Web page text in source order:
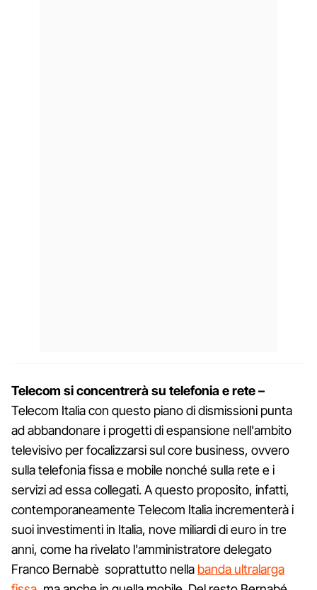
Telecom si concentrerà su telefonia e rete –
Telecom Italia con questo piano di dismissioni punta
ad abbandonare i progetti di espansione nell'ambito
televisivo per focalizzarsi sul core business, ovvero
sulla telefonia fissa e mobile nonché sulla rete e i
servizi ad essa collegati. A questo proposito, infatti,
contemporaneamente Telecom Italia incrementerà i
suoi investimenti in Italia, nove miliardi di euro in tre
anni, come ha rivelato l'amministratore delegato
Franco Bernabè soprattutto nella banda ultralarga